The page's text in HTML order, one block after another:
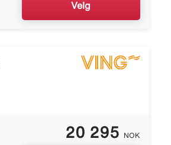
Velg
20 295 NOK